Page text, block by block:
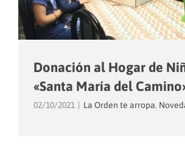
Donación al Hogar de
«Santa María del
02/10/2021 La Orden te arropa,